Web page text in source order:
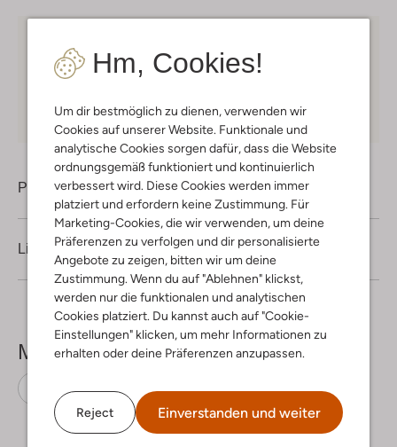
Hm, Cookies!
Um dir bestmöglich zu dienen, verwenden wir
Cookies auf unserer Website. Funktionale und
analytische Cookies sorgen dafür, dass die Website
ordnungsgemäß funktioniert und kontinuierlich
verbessert wird. Diese Cookies werden immer
platziert und erfordern keine Zustimmung. Für
Marketing-Cookies, die wir verwenden, um deine
Präferenzen zu verfolgen und dir personalisierte
Angebote zu zeigen, bitten wir um deine
Zustimmung. Wenn du auf "Ablehnen" klickst,
werden nur die funktionalen und analytischen
Cookies platziert. Du kannst auch auf "Cookie-
Einstellungen" klicken, um mehr Informationen zu
erhalten oder deine Präferenzen anzupassen.
Reject Einverstanden und weiter
Kostenloser Versand
Mitglieder in Deutschland
Produktinformation
Lieferung & Rückgabe
Mehr sehen
Stiefeletten Ash Wildleder